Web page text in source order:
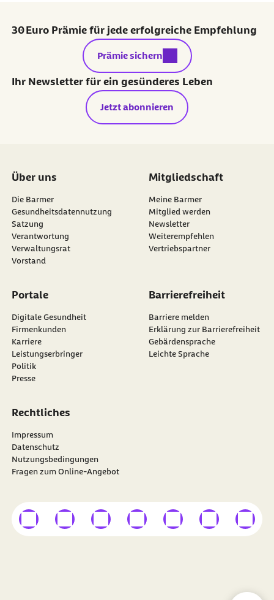
30 Euro Prämie für jede erfolgreiche Empfehlung
externer Link:
Prämie sichern
Ihr Newsletter für ein gesünderes Leben
Jetzt abonnieren
Über uns
Die Barmer
Gesundheitsdatennutzung
Satzung
Verantwortung
Verwaltungsrat
Vorstand
Mitgliedschaft
Meine Barmer
Mitglied werden
Newsletter
externer Link:
Weiterempfehlen
Vertriebspartner
Portale
Digitale Gesundheit
Firmenkunden
Karriere
Leistungserbringer
Politik
Presse
Barrierefreiheit
Barriere melden
Erklärung zur Barrierefreiheit
Gebärdensprache
Leichte Sprache
Rechtliches
Impressum
Datenschutz
Nutzungsbedingungen
Fragen zum Online-Angebot
Besuchen Sie dieBARMER auf
externer Linkexterner Linkexterner Linkexterner Linkexterner Linkexterner Link